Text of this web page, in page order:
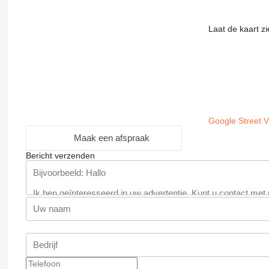
Laat de kaart
Google Street
Maak een afspraak
Bericht verzenden